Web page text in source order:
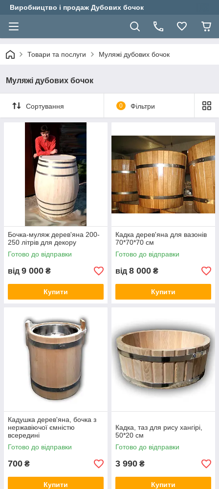
Виробництво і продаж Дубових бочок
Товари та послуги Муляжі дубових бочок
Муляжі дубових бочок
Сортування 0 Фільтри
Бочка-муляж дерев'яна 200-
250 літрів для декору
Готово до відправки
від 9 000 ₴
Купити
Кадка дерев'яна для вазонів
70*70*70 см
Готово до відправки
від 8 000 ₴
Купити
Кадушка дерев'яна, бочка з
нержавіючої ємністю
всередині
Готово до відправки
700 ₴
Купити
Кадка, таз для рису хангірі,
50*20 см
Готово до відправки
3 990 ₴
Купити